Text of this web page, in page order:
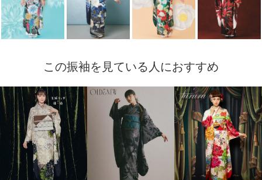
この振袖を見ている人におすすめ